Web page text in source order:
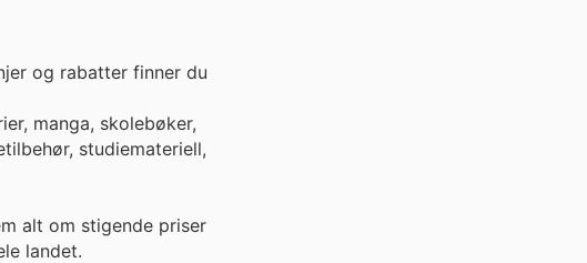
og rabatter finner du
manga, skolebøker,
studiemateriell,
alt om stigende priser
landet.